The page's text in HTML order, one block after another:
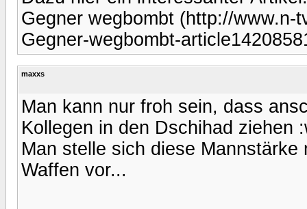
Gegner wegbombt (http://www.n-
Gegner-wegbombt-
maxxs
Man kann nur froh sein, dass
Kollegen in den Dschihad ziehen
Man stelle sich diese
Waffen vor...